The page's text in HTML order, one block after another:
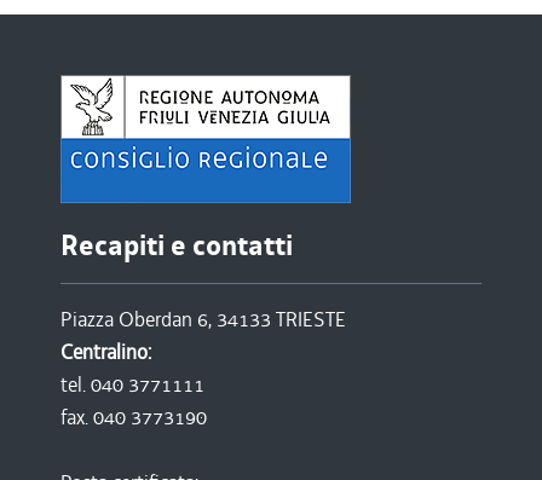
Recapiti e contatti
Piazza Oberdan 6, 34133 TRIESTE
Centralino:
tel. 040 3771111
fax. 040 3773190